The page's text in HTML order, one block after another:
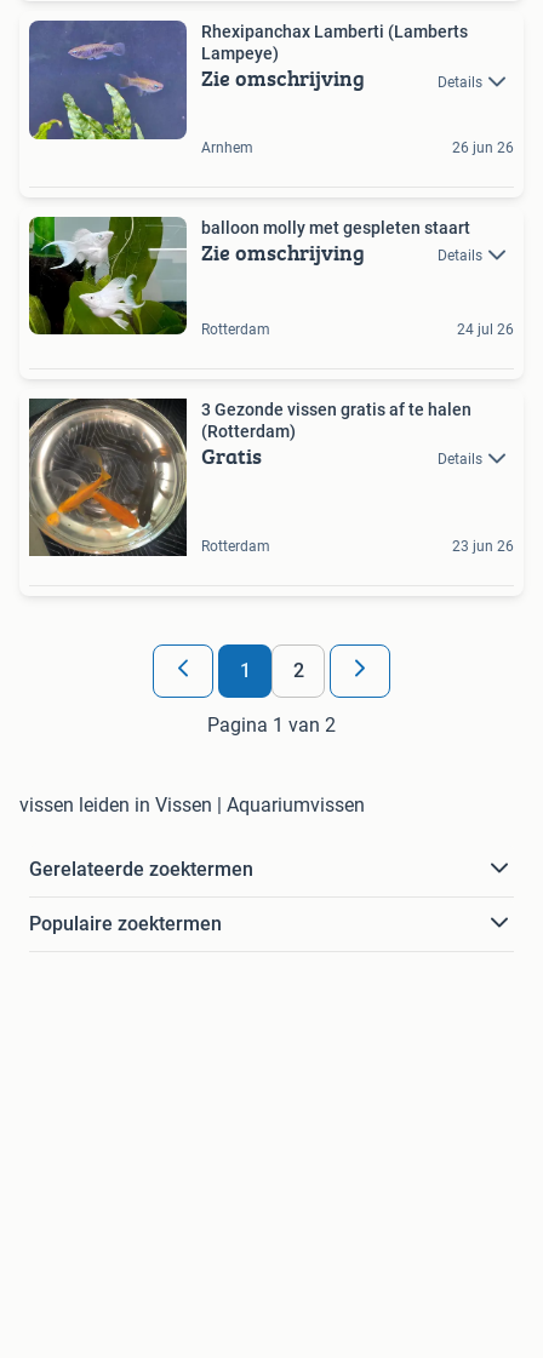
Rhexipanchax Lamberti (Lamberts
Lampeye)
Zie omschrijving Details
Arnhem 26 jun 26
balloon molly met gespleten staart
Zie omschrijving Details
Rotterdam 24 jul 26
3 Gezonde vissen gratis af te halen
(Rotterdam)
Gratis Details
Rotterdam 23 jun 26
1 2
Pagina 1 van 2
vissen leiden in Vissen | Aquariumvissen
Gerelateerde zoektermen
Populaire zoektermen